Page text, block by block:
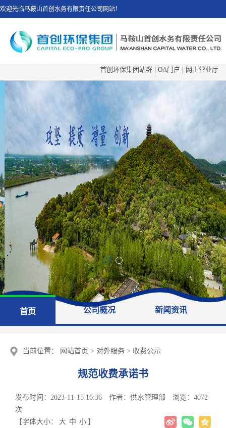
欢迎光临马鞍山首创水务有限责任公司网站！
首创环保集团站群 OA门户 网上营业厅
首页 公司概况 新闻资讯
当前位置： 网站首页 > 对外服务 > 收费公示
规范收费承诺书
发布时间：2023-11-15 16:36 作者：供水管理部 浏览： 4072
次
【字体大小：
大 中 小 】